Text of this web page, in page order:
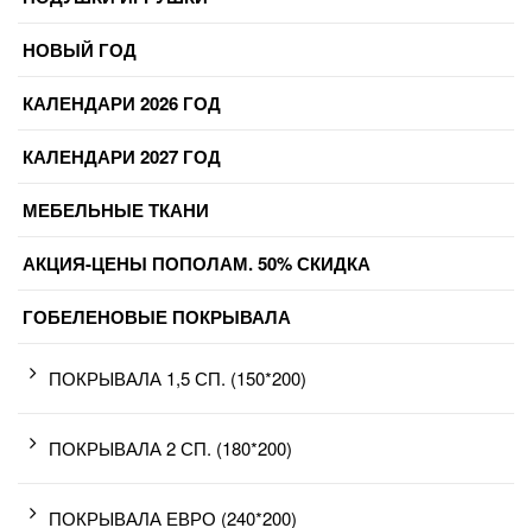
НОВЫЙ ГОД
КАЛЕНДАРИ 2026 ГОД
КАЛЕНДАРИ 2027 ГОД
МЕБЕЛЬНЫЕ ТКАНИ
АКЦИЯ-ЦЕНЫ ПОПОЛАМ. 50% СКИДКА
ГОБЕЛЕНОВЫЕ ПОКРЫВАЛА
ПОКРЫВАЛА 1,5 СП. (150*200)
ПОКРЫВАЛА 2 СП. (180*200)
ПОКРЫВАЛА ЕВРО (240*200)